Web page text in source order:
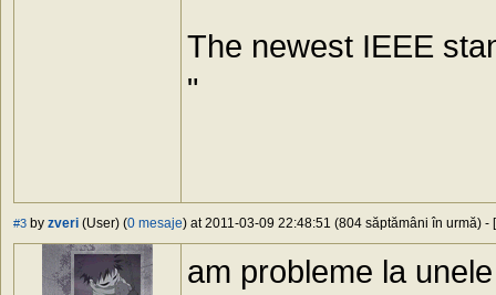
The newest IEEE
"
#3 by zveri (User) (0 mesaje) at 2011-03-09 22:48:51 (804 săptămâni în urmă) - [
am probleme la